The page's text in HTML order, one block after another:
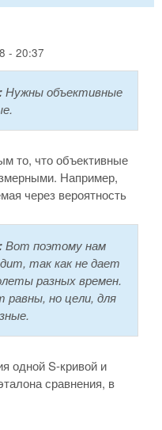
- 20:37
Нужны объективные
то, что объективные
Например,
через вероятность
Вот поэтому нам
так как не дает
разных времен.
но цели, для
одной S-кривой и
сравнения, в